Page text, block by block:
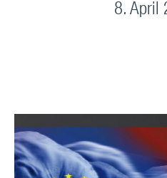
8. April